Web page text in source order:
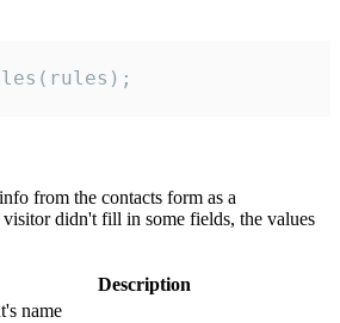
from the contacts form as a
didn't fill in some fields, the values
Description
name